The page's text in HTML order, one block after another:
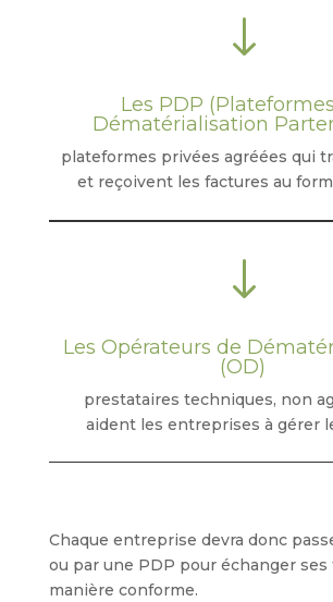
"
Les PDP
Dématérialisation
plateformes privées agréées qui
et reçoivent les factures au
"
Les Opérateurs de
(OD)
prestataires techniques, non
aident les entreprises à gérer
Chaque entreprise devra donc
ou par une PDP pour échanger ses
manière conforme.